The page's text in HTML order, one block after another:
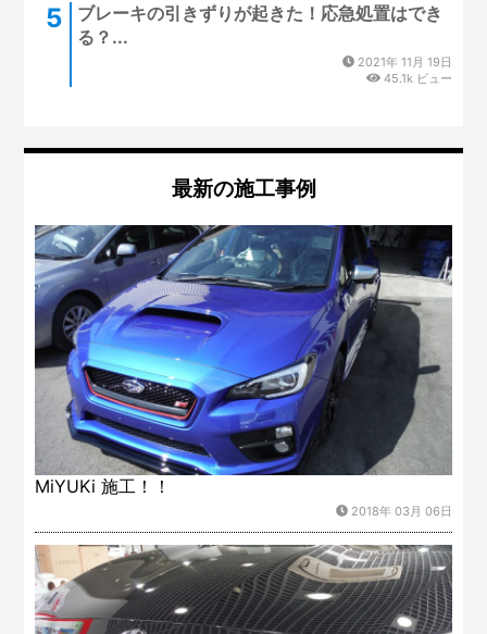
ブレーキの引きずりが起きた！応急処置はでき
る？...
2021年 11月 19日
45.1k ビュー
最新の施工事例
MiYUKi 施工！！
2018年 03月 06日